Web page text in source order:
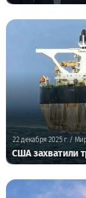
22 декабря 2025 г./
США захватили